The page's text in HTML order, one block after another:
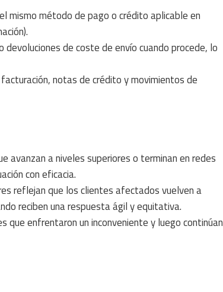
mismo método de pago o crédito aplicable en
devoluciones de coste de envío cuando procede, lo
notas de crédito y movimientos de
avanzan a niveles superiores o terminan en redes
con eficacia.
reflejan que los clientes afectados vuelven a
reciben una respuesta ágil y equitativa.
que enfrentaron un inconveniente y luego continúan